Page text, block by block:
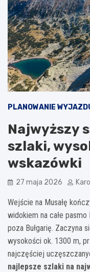
PLANOWANIE
Najwyższy
szlaki,
wskazówki
27 maja 2026
Wejście na Musałę
widokiem na całe
poza Bułgarię. Zaczyna
wysokości ok. 1300 m,
najczęściej
najlepsze szlaki na